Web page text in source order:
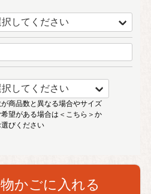
かごに入れる
商品数と異なる場合やサイズ
希望がある場合は ＜こちら＞か
選びください